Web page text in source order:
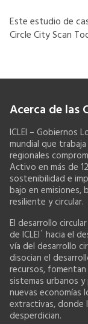
Este estudio de
Circle City Scan
Acerca de las
ICLEI – Gobiernos
mundial que
regionales
Activo en más de
sostenibilidad e
bajo en emisiones,
resiliente y circular.
El desarrollo
de ICLEI´ hacia el
vía del desarrollo
disocian el
recursos,
sistemas urbanos
nuevas economías
extractivas, donde
desperdician.